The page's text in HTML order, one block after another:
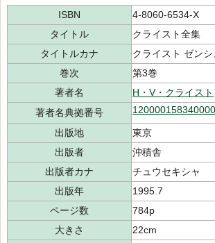
ISBN
4-8060-6534-X
タイトル
クライスト全集
タイトルカナ
クライスト ゼンシ
巻次
第3巻
著者名
H・V・クライスト
著者名典拠番号
120000158340000
出版地
東京
出版者
沖積舎
出版者カナ
チュウセキシャ
出版年
1995.7
ページ数
784p
大きさ
22cm